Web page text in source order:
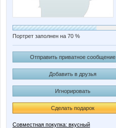
Портрет заполнен на 70 %
Отправить приватное сообщение
Добавить в друзья
Игнорировать
Сделать подарок
Совместная покупка: вкусный